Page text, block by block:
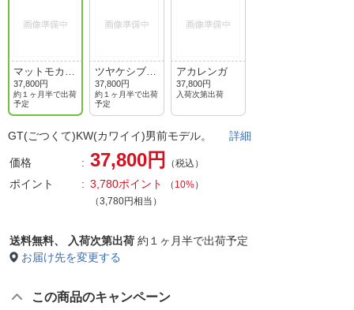
マットモカベ
ージュ
37,800円
約１ヶ月半で出荷
予定
ツヤケシブラ
ック
37,800円
約１ヶ月半で出荷
予定
アカレンガ
37,800円
入荷次第出荷
GT(ごつくて)KW(カワイイ)男前モデル。 詳細
価格 37,800円 （税込）
ポイント 3,780ポイント （ 10%）
（3,780円相当）
送料無料、 入荷次第出荷 約１ヶ月半で出荷予定
お届け先を変更する
この商品のキャンペーン